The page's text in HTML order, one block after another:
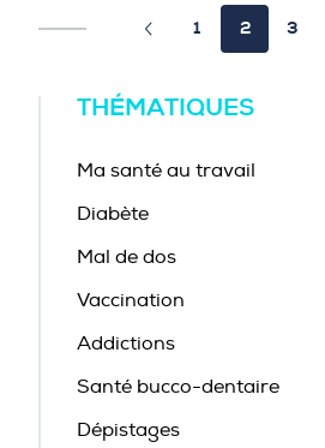
THÉMATIQUES
Ma santé au travail
Diabète
Mal de dos
Vaccination
Addictions
Santé bucco-dentaire
Dépistages
1 2 3